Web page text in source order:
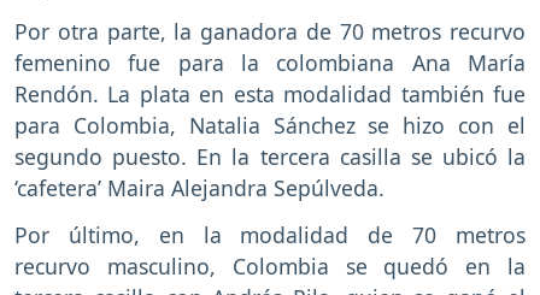
Por otra parte, la ganadora de 70 metros recurvo
femenino fue para la colombiana Ana María
Rendón. La plata en esta modalidad también fue
para Colombia, Natalia Sánchez se hizo con el
segundo puesto. En la tercera casilla se ubicó la
‘cafetera’ Maira Alejandra Sepúlveda.
Por último, en la modalidad de 70 metros
recurvo masculino, Colombia se quedó en la